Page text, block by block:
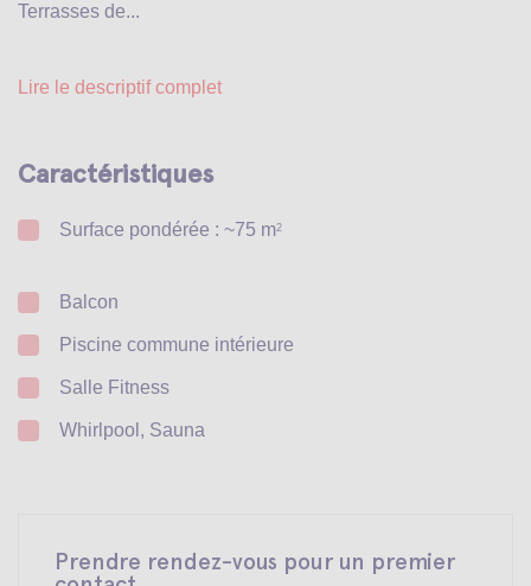
Terrasses de...
Lire le descriptif complet
Caractéristiques
Surface pondérée : ~75 m2
Balcon
Piscine commune intérieure
Salle Fitness
Whirlpool, Sauna
Prendre rendez-vous pour un premier